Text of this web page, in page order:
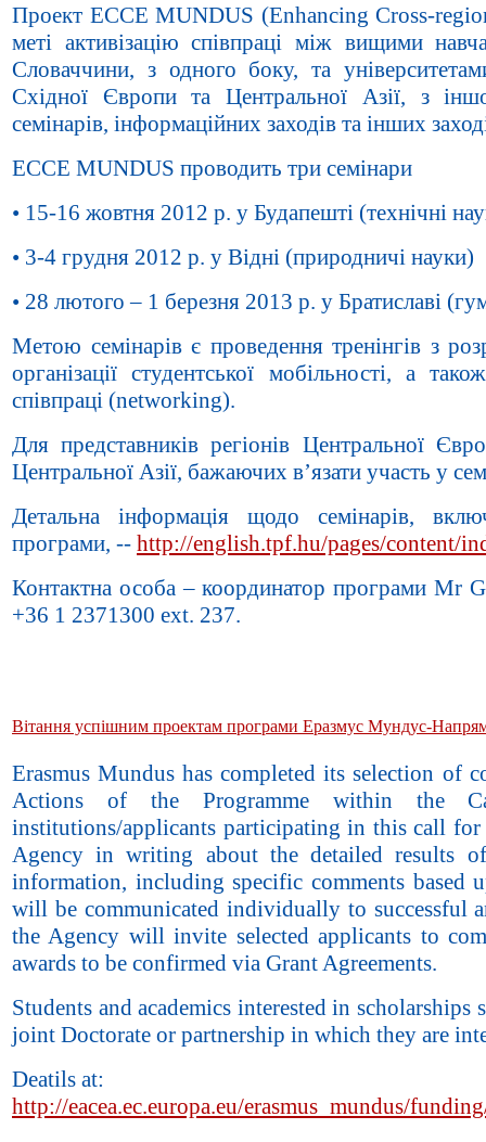
Проект ECCE MUNDUS (Enhancing Cross-
меті активізацію співпраці між вищими
Словаччини, з одного боку, та
Східної Європи та Центральної Азії, з
семінарів, інформаційних заходів та інших
ECCE MUNDUS проводить три семінари
• 15-16 жовтня 2012 р. у Будапешті (технічні
• 3-4 грудня 2012 р. у Відні (природничі науки)
• 28 лютого – 1 березня 2013 р. у Братиславі
Метою семінарів є проведення тренінгів з
організації студентської мобільності, а
співпраці (networking).
Для представників регіонів Центральної
Центральної Азії, бажаючих в’язати участь у
Детальна інформація щодо семінарів,
програми, -- http://english.tpf.hu/pages/content/
Контактна особа – координатор програми Mr
+36 1 2371300 ext. 237.
Вітання уcпішним проектам програми Еразмус Мундус-
Erasmus Mundus has completed its selection of
Actions of the Programme within the
institutions/applicants participating in this call
Agency in writing about the detailed results
information, including specific comments based
will be communicated individually to successful
the Agency will invite selected applicants to
awards to be confirmed via Grant Agreements.
Students and academics interested in
joint Doctorate or partnership in which they are
Deatils at:
http://eacea.ec.europa.eu/erasmus_mundus/